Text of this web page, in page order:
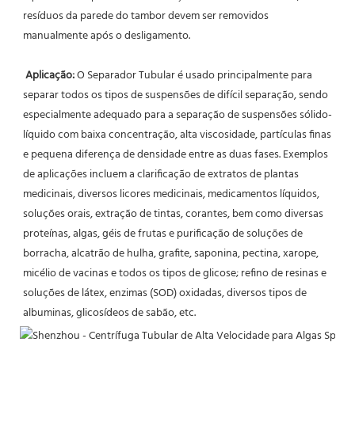
resíduos da parede do tambor devem ser removidos
manualmente após o desligamento.
Aplicação: O Separador Tubular é usado principalmente para
separar todos os tipos de suspensões de difícil separação, sendo
especialmente adequado para a separação de suspensões sólido-
líquido com baixa concentração, alta viscosidade, partículas finas
e pequena diferença de densidade entre as duas fases. Exemplos
de aplicações incluem a clarificação de extratos de plantas
medicinais, diversos licores medicinais, medicamentos líquidos,
soluções orais, extração de tintas, corantes, bem como diversas
proteínas, algas, géis de frutas e purificação de soluções de
borracha, alcatrão de hulha, grafite, saponina, pectina, xarope,
micélio de vacinas e todos os tipos de glicose; refino de resinas e
soluções de látex, enzimas (SOD) oxidadas, diversos tipos de
albuminas, glicosídeos de sabão, etc.